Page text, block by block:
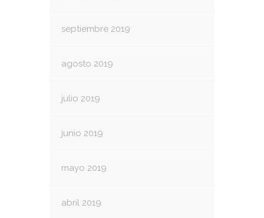
septiembre 2019
agosto 2019
julio 2019
junio 2019
mayo 2019
abril 2019